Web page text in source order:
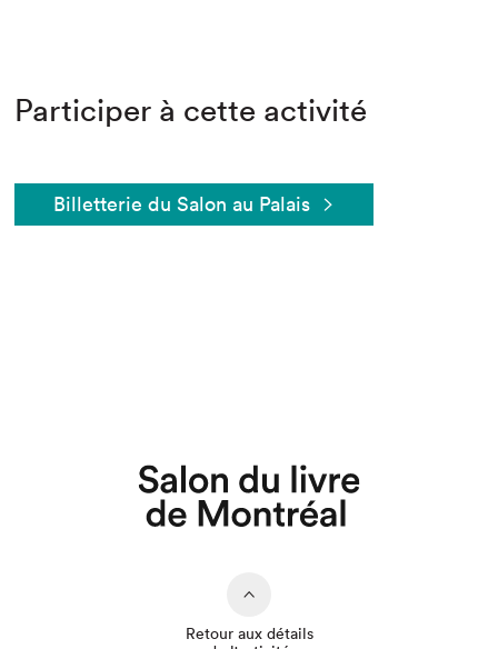
Participer à cette activité
Billetterie du Salon au Palais
Retour aux détails